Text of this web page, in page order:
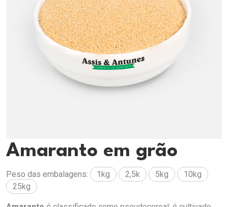
Amaranto em grão
Peso das embalagens: 1kg 2,5k 5kg
10kg
25kg